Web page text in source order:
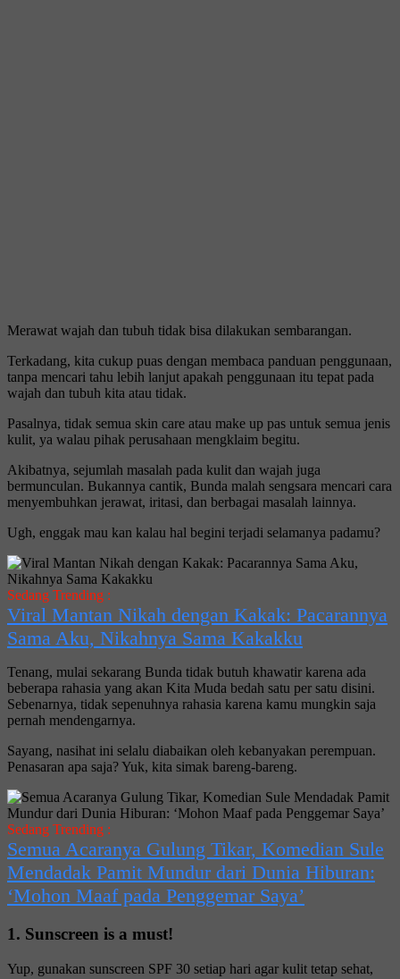
Merawat wajah dan tubuh tidak bisa dilakukan sembarangan.
Terkadang, kita cukup puas dengan membaca panduan penggunaan,
tanpa mencari tahu lebih lanjut apakah penggunaan itu tepat pada
wajah dan tubuh kita atau tidak.
Pasalnya, tidak semua skin care atau make up pas untuk semua jenis
kulit, ya walau pihak perusahaan mengklaim begitu.
Akibatnya, sejumlah masalah pada kulit dan wajah juga
bermunculan. Bukannya cantik, Bunda malah sengsara mencari cara
menyembuhkan jerawat, iritasi, dan berbagai masalah lainnya.
Ugh, enggak mau kan kalau hal begini terjadi selamanya padamu?
Sedang Trending :
Viral Mantan Nikah dengan Kakak: Pacarannya
Sama Aku, Nikahnya Sama Kakakku
Tenang, mulai sekarang Bunda tidak butuh khawatir karena ada
beberapa rahasia yang akan Kita Muda bedah satu per satu disini.
Sebenarnya, tidak sepenuhnya rahasia karena kamu mungkin saja
pernah mendengarnya.
Sayang, nasihat ini selalu diabaikan oleh kebanyakan perempuan.
Penasaran apa saja? Yuk, kita simak bareng-bareng.
Sedang Trending :
Semua Acaranya Gulung Tikar, Komedian Sule
Mendadak Pamit Mundur dari Dunia Hiburan:
‘Mohon Maaf pada Penggemar Saya’
1. Sunscreen is a must!
Yup, gunakan sunscreen SPF 30 setiap hari agar kulit tetap sehat,